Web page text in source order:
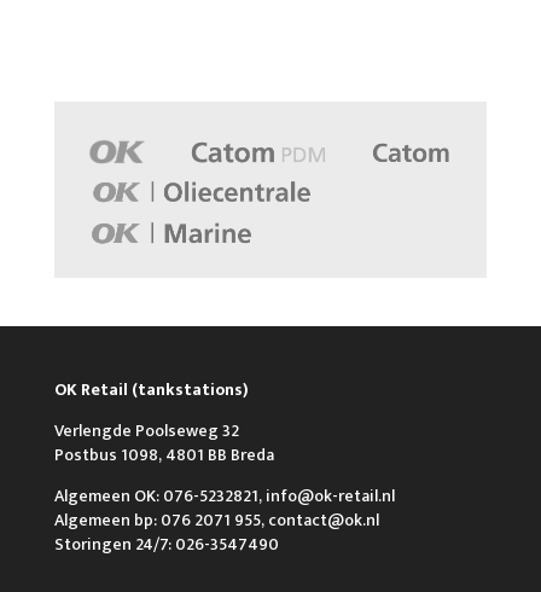
OK Retail (tankstations)
Verlengde Poolseweg 32
Postbus 1098, 4801 BB Breda
Algemeen OK: 076-5232821, info@ok-retail.nl
Algemeen bp: 076 2071 955, contact@ok.nl
Storingen 24/7: 026-3547490